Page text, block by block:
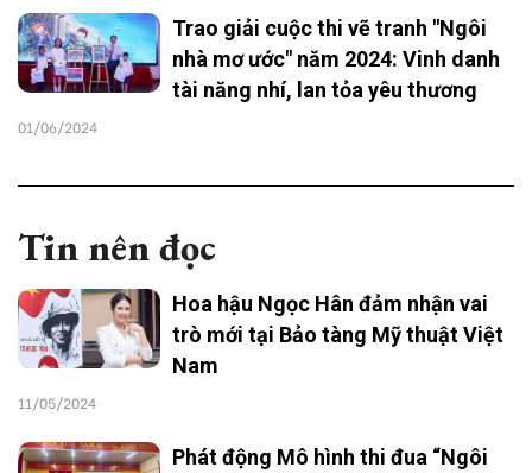
Trao giải cuộc thi vẽ tranh "Ngôi
nhà mơ ước" năm 2024: Vinh danh
tài năng nhí, lan tỏa yêu thương
01/06/2024
Tin nên đọc
Hoa hậu Ngọc Hân đảm nhận vai
trò mới tại Bảo tàng Mỹ thuật Việt
Nam
11/05/2024
Phát động Mô hình thi đua “Ngôi